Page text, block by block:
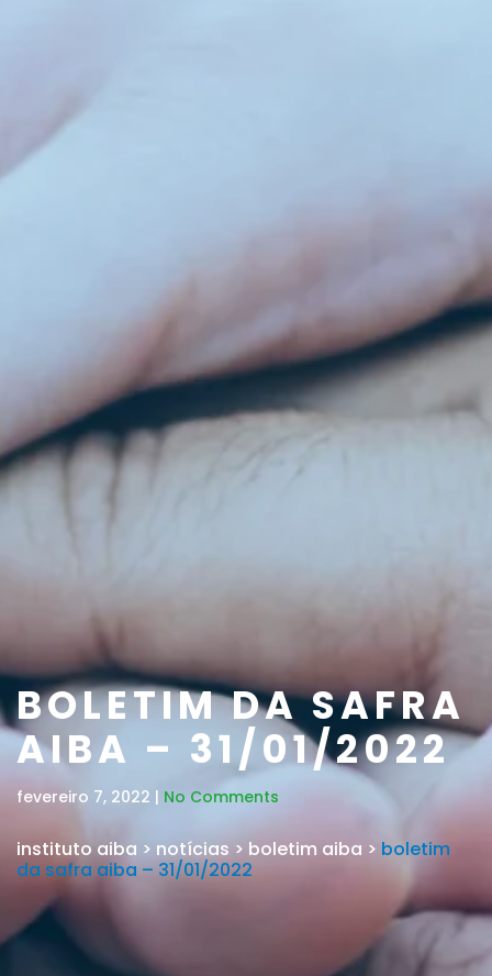
BOLETIM DA SAFRA
AIBA – 31/01/2022
fevereiro 7, 2022 | No Comments
instituto aiba > notícias > boletim aiba > boletim
da safra aiba – 31/01/2022